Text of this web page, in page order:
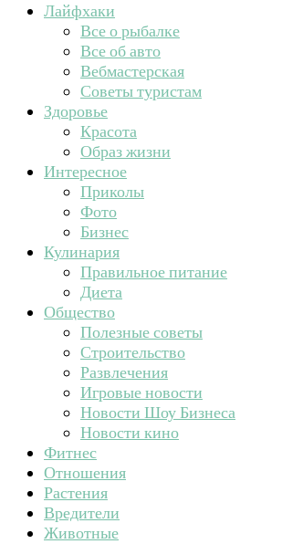
Лайфхаки
Все о рыбалке
Все об авто
Вебмастерская
Советы туристам
Здоровье
Красота
Образ жизни
Интересное
Приколы
Фото
Бизнес
Кулинария
Правильное питание
Диета
Общество
Полезные советы
Строительство
Развлечения
Игровые новости
Новости Шоу Бизнеса
Новости кино
Фитнес
Отношения
Растения
Вредители
Животные